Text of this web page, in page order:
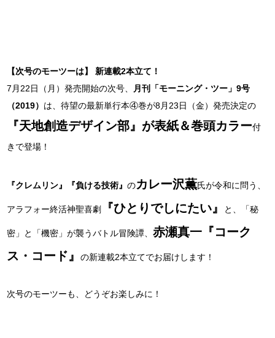
【次号のモーツーは】 新連載2本立て！
7月22日（月）発売開始の次号、
月刊「モーニング・ツー」9号
（2019） は、待望の最新単行本④巻が8月23日（金）発売決定の
『天地創造デザイン部』が表紙＆巻頭カラー付
きで登場！
『クレムリン』 『負ける技術』のカレー沢薫氏が令和に問う、
アラフォー終活神聖喜劇 『ひとりでしにたい』 と、「秘
密」と「機密」が襲うバトル冒険譚、赤瀬真一『コーク
ス・コード』の新連載2本立てでお届けします！
次号のモーツーも、どうぞお楽しみに！